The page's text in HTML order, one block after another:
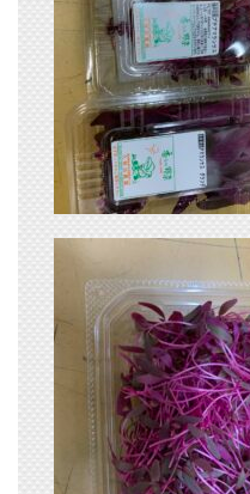
旬のおすすめ